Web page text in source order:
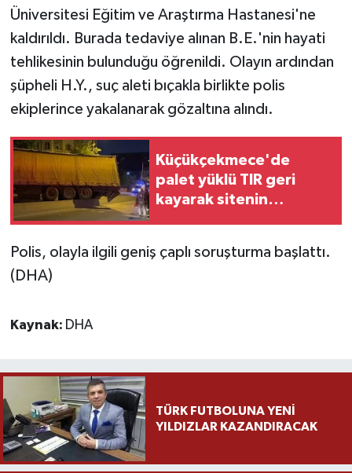
Üniversitesi Eğitim ve Araştırma Hastanesi'ne
kaldırıldı. Burada tedaviye alınan B.E.'nin hayati
tehlikesinin bulunduğu öğrenildi. Olayın ardından
şüpheli H.Y., suç aleti bıçakla birlikte polis
ekiplerince yakalanarak gözaltına alındı.
Küçükçekmece'de
palet yüklü TIR geri
kayarak sitenin
Polis, olayla ilgili geniş çaplı soruşturma başlattı.
(DHA)
Kaynak: DHA
TÜRK FUTBOLUNA YENİ
YILDIZLAR KAZANDIRACAK